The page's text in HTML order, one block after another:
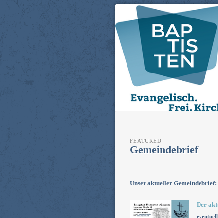
(Lausitz)
EFG Forst (Lausitz)
FEATURED
Gemeindebrief
Unser aktueller Gemeindebrief:
Der